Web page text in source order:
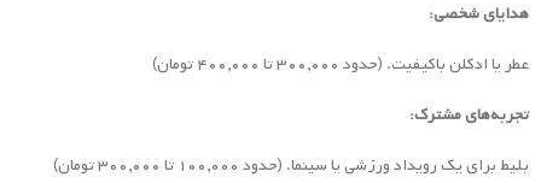
هدایای شخصی:
عطر یا ادکلن باکیفیت. (حدود ۳۰۰,۰۰۰ تا ۴۰۰,۰۰۰ تومان)
تجربه‌های مشترک:
بلیط برای یک رویداد ورزشی یا سینما. (حدود ۱۰۰,۰۰۰ تا ۳۰۰,۰۰۰ تومان)